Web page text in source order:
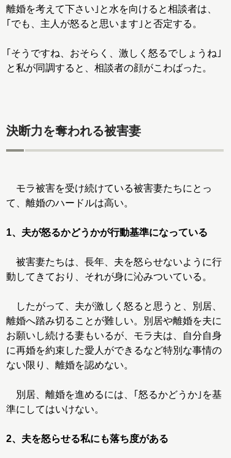
離婚を考えて下さい｣と水を向けると相談者は、
｢でも、主人が怒ると思います｣と否定する。
｢そうですね、おそらく、激しく怒るでしょうね｣
と私が同調すると、相談者の顔がこわばった。
決断力を奪われる被害妻
モラ被害を受け続けている被害妻たちにとっ
て、離婚のハードルは高い。
1、夫が怒るかどうかが行動基準になっている
被害妻たちは、長年、夫を怒らせないように行
動してきており、それが身に沁みついている。
したがって、夫が激しく怒ると思うと、別居、
離婚へ踏み切ることが難しい。別居や離婚を夫に
お願いし続ける妻もいるが、モラ夫は、自分自身
に再婚を約束した愛人ができるなど特別な事情の
ない限り、離婚を認めない。
別居、離婚を進めるには、｢怒るかどうか｣を基
準にしてはいけない。
2、夫を怒らせる私にも落ち度がある